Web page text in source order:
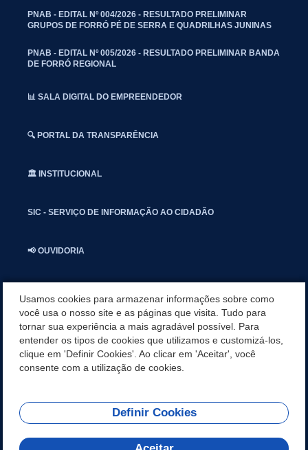
PNAB - EDITAL Nº 004/2026 - RESULTADO PRELIMINAR
GRUPOS DE FORRÓ PÉ DE SERRA E QUADRILHAS JUNINAS
PNAB - EDITAL Nº 005/2026 - RESULTADO PRELIMINAR BANDA
DE FORRÓ REGIONAL
📊 SALA DIGITAL DO EMPREENDEDOR
🔍 PORTAL DA TRANSPARÊNCIA
🏛️ INSTITUCIONAL
SIC - SERVIÇO DE INFORMAÇÃO AO CIDADÃO
📢 OUVIDORIA
📱🩺 SAUDE CONECTADA
🎭 UMBUZEIRO NOTÍCIAS
REDES SOCIAIS
Usamos cookies para armazenar informações sobre como
você usa o nosso site e as páginas que visita. Tudo para
tornar sua experiência a mais agradável possível. Para
entender os tipos de cookies que utilizamos e customizá-los,
clique em 'Definir Cookies'. Ao clicar em 'Aceitar', você
consente com a utilização de cookies.
Definir Cookies